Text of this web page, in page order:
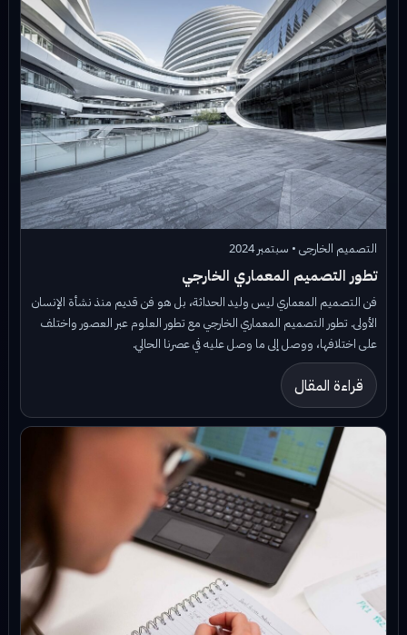
التصميم الخارجى • سبتمبر 2024
تطور التصميم المعماري الخارجي
فن التصميم المعماري ليس وليد الحداثة، بل هو فن قديم منذ نشأة الإنسان
الأولى. تطور التصميم المعماري الخارجي مع تطور العلوم عبر العصور واختلف
على اختلافها، ووصل إلى ما وصل عليه في عصرنا الحالي.
قراءة المقال